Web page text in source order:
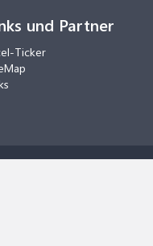
und Partner
Ticker